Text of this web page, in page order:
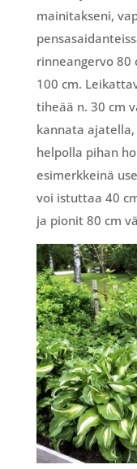
mainitakseni,
rinneangervo 80
100 cm.
tiheää n. 30 cm
kannata
helpolla pihan
esimerkkeinä
voi istuttaa 40
ja pionit 80 cm